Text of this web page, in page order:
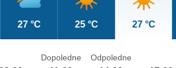
27 °C 25 °C 27 °C
Dopoledne Odpoledne